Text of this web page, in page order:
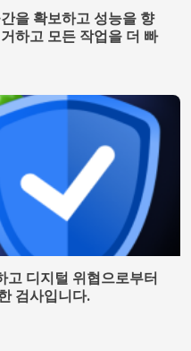
을 확보하고 성능을 향
하고 모든 작업을 더 빠
고 디지털 위협으로부터
검사입니다.